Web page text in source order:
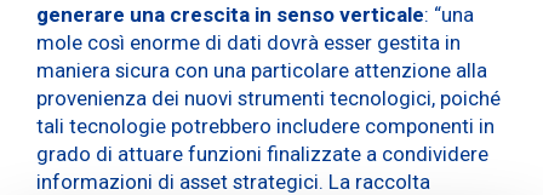
generare una crescita in senso verticale: “una
mole così enorme di dati dovrà esser gestita in
maniera sicura con una particolare attenzione alla
provenienza dei nuovi strumenti tecnologici, poiché
tali tecnologie potrebbero includere componenti in
grado di attuare funzioni finalizzate a condividere
informazioni di asset strategici. La raccolta